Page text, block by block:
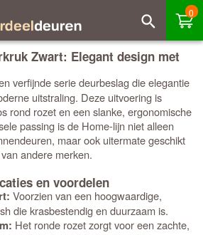
0
Zwart: Elegant design met
verfijnde serie deurbeslag die elegantie
uitstraling. Deze uitvoering is
rond rozet en een slanke, ergonomische
passing is de Home-lijn niet alleen
maar ook uitermate geschikt
andere merken.
en voordelen
Voorzien van een hoogwaardige,
die krasbestendig en duurzaam is.
Het ronde rozet zorgt voor een zachte,